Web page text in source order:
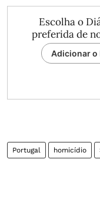
Escolha o
preferida de
Adicionar o
Portugal homicídio